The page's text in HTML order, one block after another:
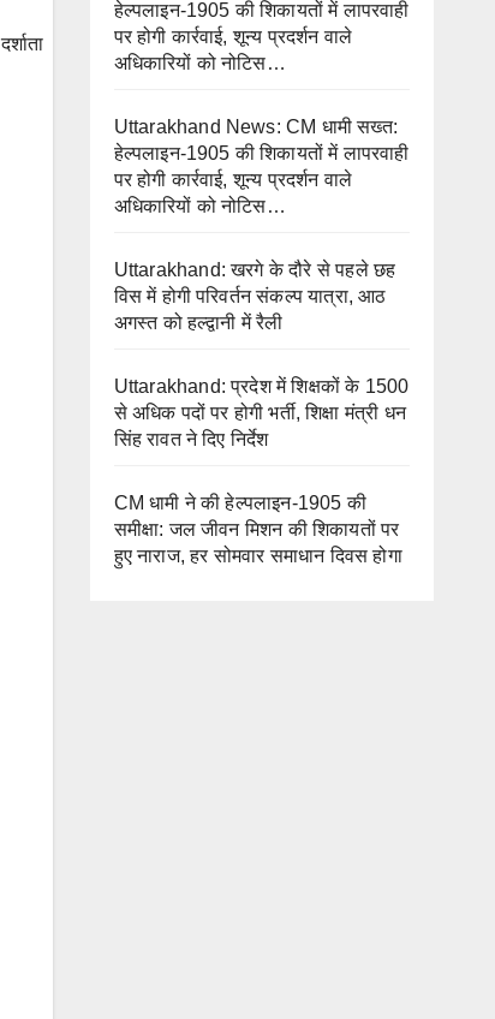
हेल्पलाइन-1905 की शिकायतों में लापरवाही
पर होगी कार्रवाई, शून्य प्रदर्शन वाले
अधिकारियों को नोटिस…
Uttarakhand News: CM धामी सख्त:
हेल्पलाइन-1905 की शिकायतों में लापरवाही
पर होगी कार्रवाई, शून्य प्रदर्शन वाले
अधिकारियों को नोटिस…
Uttarakhand: खरगे के दौरे से पहले छह
विस में होगी परिवर्तन संकल्प यात्रा, आठ
अगस्त को हल्द्वानी में रैली
Uttarakhand: प्रदेश में शिक्षकों के 1500
से अधिक पदों पर होगी भर्ती, शिक्षा मंत्री धन
सिंह रावत ने दिए निर्देश
CM धामी ने की हेल्पलाइन-1905 की
समीक्षा: जल जीवन मिशन की शिकायतों पर
हुए नाराज, हर सोमवार समाधान दिवस होगा